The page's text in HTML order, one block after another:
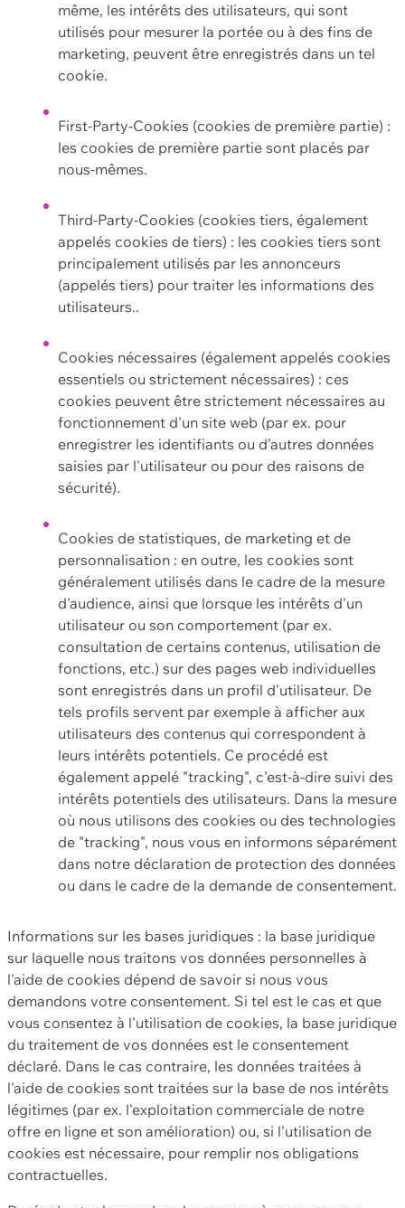
même, les intérêts des utilisateurs, qui sont
utilisés pour mesurer la portée ou à des fins de
marketing, peuvent être enregistrés dans un tel
cookie.
First-Party-Cookies (cookies de première partie) :
les cookies de première partie sont placés par
nous-mêmes.
Third-Party-Cookies (cookies tiers, également
appelés cookies de tiers) : les cookies tiers sont
principalement utilisés par les annonceurs
(appelés tiers) pour traiter les informations des
utilisateurs..
Cookies nécessaires (également appelés cookies
essentiels ou strictement nécessaires) : ces
cookies peuvent être strictement nécessaires au
fonctionnement d'un site web (par ex. pour
enregistrer les identifiants ou d'autres données
saisies par l'utilisateur ou pour des raisons de
sécurité).
Cookies de statistiques, de marketing et de
personnalisation : en outre, les cookies sont
généralement utilisés dans le cadre de la mesure
d'audience, ainsi que lorsque les intérêts d'un
utilisateur ou son comportement (par ex.
consultation de certains contenus, utilisation de
fonctions, etc.) sur des pages web individuelles
sont enregistrés dans un profil d'utilisateur. De
tels profils servent par exemple à afficher aux
utilisateurs des contenus qui correspondent à
leurs intérêts potentiels. Ce procédé est
également appelé "tracking", c'est-à-dire suivi des
intérêts potentiels des utilisateurs. Dans la mesure
où nous utilisons des cookies ou des technologies
de "tracking", nous vous en informons séparément
dans notre déclaration de protection des données
ou dans le cadre de la demande de consentement.
Informations sur les bases juridiques : la base juridique
sur laquelle nous traitons vos données personnelles à
l'aide de cookies dépend de savoir si nous vous
demandons votre consentement. Si tel est le cas et que
vous consentez à l'utilisation de cookies, la base juridique
du traitement de vos données est le consentement
déclaré. Dans le cas contraire, les données traitées à
l'aide de cookies sont traitées sur la base de nos intérêts
légitimes (par ex. l'exploitation commerciale de notre
offre en ligne et son amélioration) ou, si l'utilisation de
cookies est nécessaire, pour remplir nos obligations
contractuelles.